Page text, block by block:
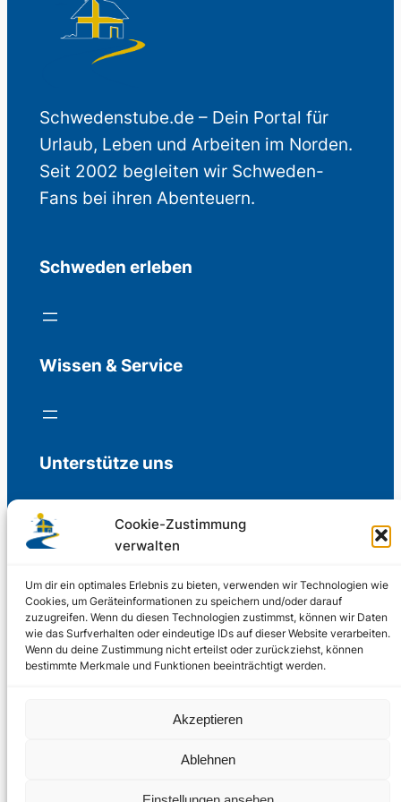
Cookie-Zustimmung
verwalten
Um dir ein optimales Erlebnis zu bieten, verwenden wir Technologien wie
Cookies, um Geräteinformationen zu speichern und/oder darauf
zuzugreifen. Wenn du diesen Technologien zustimmst, können wir Daten
wie das Surfverhalten oder eindeutige IDs auf dieser Website verarbeiten.
Wenn du deine Zustimmung nicht erteilst oder zurückziehst, können
bestimmte Merkmale und Funktionen beeinträchtigt werden.
Akzeptieren
Ablehnen
Schwedenstube.de – Dein Portal für
Urlaub, Leben und Arbeiten im Norden.
Seit 2002 begleiten wir Schweden-
Fans bei ihren Abenteuern.
Schweden erleben
Wissen & Service
Unterstütze uns
Freiwillige Spenden für die Aufrechterhaltung
Support us
© 2002 – 2026